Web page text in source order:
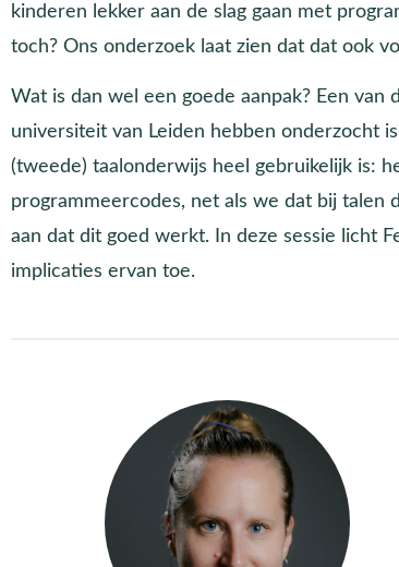
kinderen lekker aan de slag gaan met
toch? Ons onderzoek laat zien dat dat ook
Wat is dan wel een goede aanpak? Een van
universiteit van Leiden hebben onderzocht
(tweede) taalonderwijs heel gebruikelijk is:
programmeercodes, net als we dat bij talen
aan dat dit goed werkt. In deze sessie licht
implicaties ervan toe.